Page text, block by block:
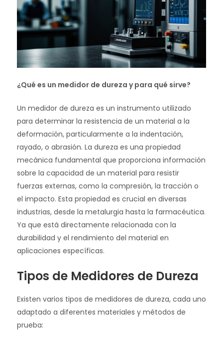
¿Qué es un medidor de dureza y para qué sirve?
Un medidor de dureza es un instrumento utilizado
para determinar la resistencia de un material a la
deformación, particularmente a la indentación,
rayado, o abrasión. La dureza es una propiedad
mecánica fundamental que proporciona información
sobre la capacidad de un material para resistir
fuerzas externas, como la compresión, la tracción o
el impacto. Esta propiedad es crucial en diversas
industrias, desde la metalurgia hasta la farmacéutica.
Ya que está directamente relacionada con la
durabilidad y el rendimiento del material en
aplicaciones específicas.
Tipos de Medidores de Dureza
Existen varios tipos de medidores de dureza, cada uno
adaptado a diferentes materiales y métodos de
prueba: